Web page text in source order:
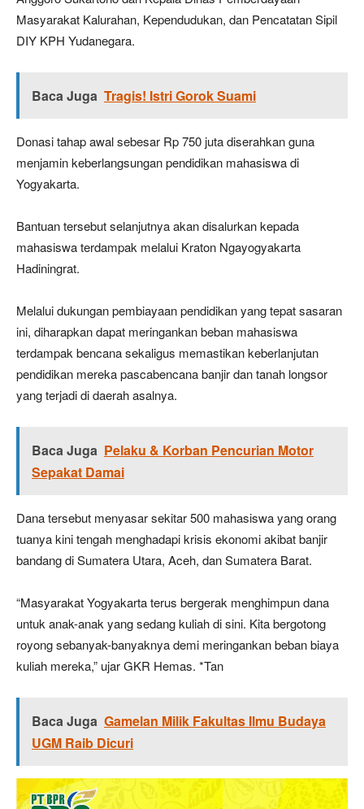
Masyarakat Kalurahan, Kependudukan, dan Pencatatan Sipil
DIY KPH Yudanegara.
Baca Juga Tragis! Istri Gorok Suami
Donasi tahap awal sebesar Rp 750 juta diserahkan guna
menjamin keberlangsungan pendidikan mahasiswa di
Yogyakarta.
Bantuan tersebut selanjutnya akan disalurkan kepada
mahasiswa terdampak melalui Kraton Ngayogyakarta
Hadiningrat.
Melalui dukungan pembiayaan pendidikan yang tepat sasaran
ini, diharapkan dapat meringankan beban mahasiswa
terdampak bencana sekaligus memastikan keberlanjutan
pendidikan mereka pascabencana banjir dan tanah longsor
yang terjadi di daerah asalnya.
Baca Juga Pelaku & Korban Pencurian Motor
Sepakat Damai
Dana tersebut menyasar sekitar 500 mahasiswa yang orang
tuanya kini tengah menghadapi krisis ekonomi akibat banjir
bandang di Sumatera Utara, Aceh, dan Sumatera Barat.
“Masyarakat Yogyakarta terus bergerak menghimpun dana
untuk anak-anak yang sedang kuliah di sini. Kita bergotong
royong sebanyak-banyaknya demi meringankan beban biaya
kuliah mereka,” ujar GKR Hemas. *Tan
Baca Juga Gamelan Milik Fakultas Ilmu Budaya
UGM Raib Dicuri